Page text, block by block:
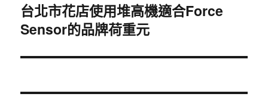
下
一
文
台北市花店使用堆高機適合Force
Sensor的品牌荷重元